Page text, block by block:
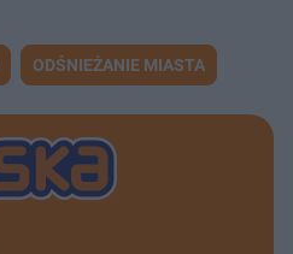
ODŚNIEŻANIE MIASTA